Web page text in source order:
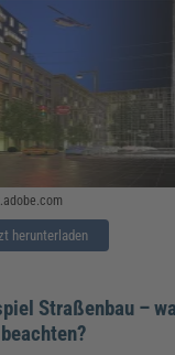
herunterladen
Straßenbau –